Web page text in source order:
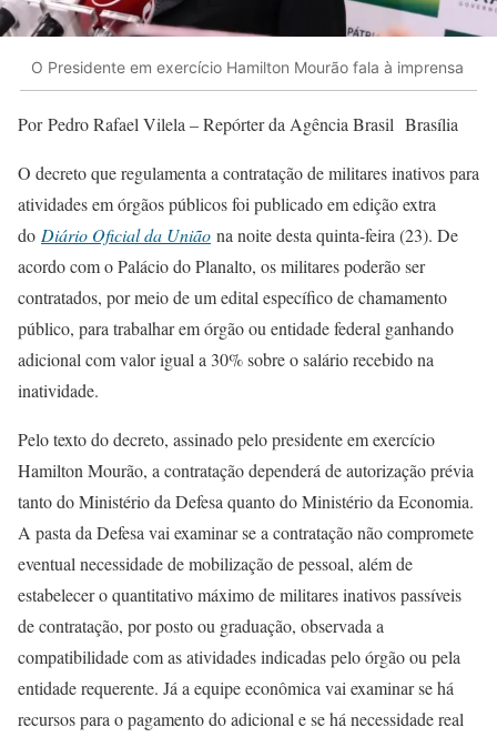
O Presidente em exercício Hamilton Mourão fala à imprensa
Por Pedro Rafael Vilela – Repórter da Agência Brasil Brasília
O decreto que regulamenta a contratação de militares inativos para
atividades em órgãos públicos foi publicado em edição extra
do Diário Oficial da União na noite desta quinta-feira (23). De
acordo com o Palácio do Planalto, os militares poderão ser
contratados, por meio de um edital específico de chamamento
público, para trabalhar em órgão ou entidade federal ganhando
adicional com valor igual a 30% sobre o salário recebido na
inatividade.
Pelo texto do decreto, assinado pelo presidente em exercício
Hamilton Mourão, a contratação dependerá de autorização prévia
tanto do Ministério da Defesa quanto do Ministério da Economia.
A pasta da Defesa vai examinar se a contratação não compromete
eventual necessidade de mobilização de pessoal, além de
estabelecer o quantitativo máximo de militares inativos passíveis
de contratação, por posto ou graduação, observada a
compatibilidade com as atividades indicadas pelo órgão ou pela
entidade requerente. Já a equipe econômica vai examinar se há
recursos para o pagamento do adicional e se há necessidade real